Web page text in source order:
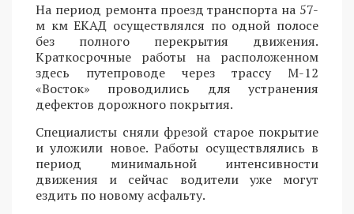
На период ремонта проезд транспорта на 57-
м км ЕКАД осуществлялся по одной полосе
без полного перекрытия движения.
Краткосрочные работы на расположенном
здесь путепроводе через трассу М-12
«Восток» проводились для устранения
дефектов дорожного покрытия.
Специалисты сняли фрезой старое покрытие
и уложили новое. Работы осуществлялись в
период минимальной интенсивности
движения и сейчас водители уже могут
ездить по новому асфальту.